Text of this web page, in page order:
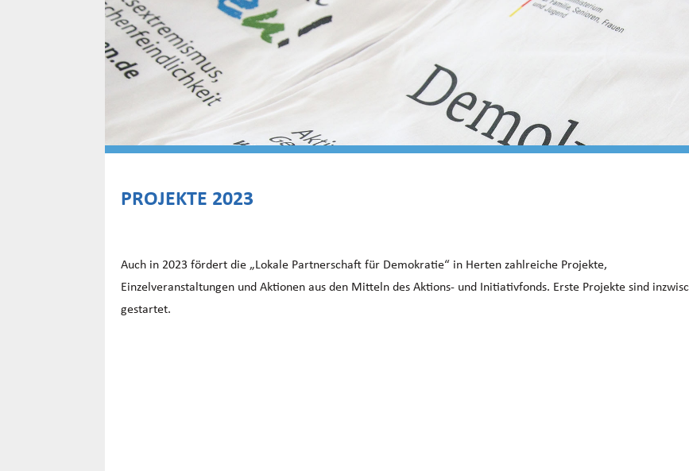
PROJEKTE 2023
Auch in 2023 fördert die „Lokale Partnerschaft für Demokratie“ in Herten zahlreiche Projekte,
Einzelveranstaltungen und Aktionen aus den Mitteln des Aktions- und Initiativfonds. Erste Projekte sind
gestartet.